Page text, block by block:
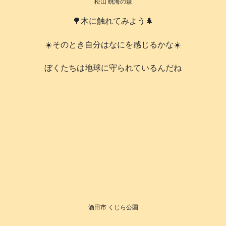
松山 眺海の森
🌳木に触れてみよう🌲
☀️そのとき自分はなにを感じるかな☀️
️ぼくたちは地球に守られているんだね
酒田市 くじら公園